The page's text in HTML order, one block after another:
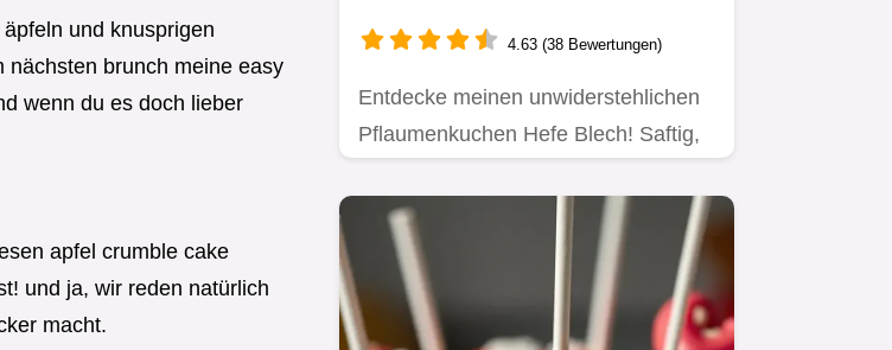
und knusprigen
nächsten brunch meine easy
wenn du es doch lieber
apfel crumble cake
und ja, wir reden natürlich
macht.
Anlass
4.63 (38 Bewertungen)
Entdecke meinen unwiderstehlichen
Pflaumenkuchen Hefe Blech! Saftig,